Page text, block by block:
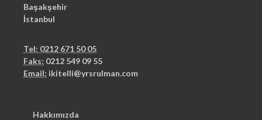
Başakşehir
İstanbul
Tel: 0212 671 50 05
Faks: 0212 549 09 55
Email: ikitelli@yrsrulman.com
Hakkımızda